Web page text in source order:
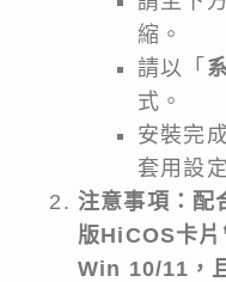
縮。
請以「
式。
安裝完
套用設
注意事項：配
版HiCOS卡
Win 10/11，